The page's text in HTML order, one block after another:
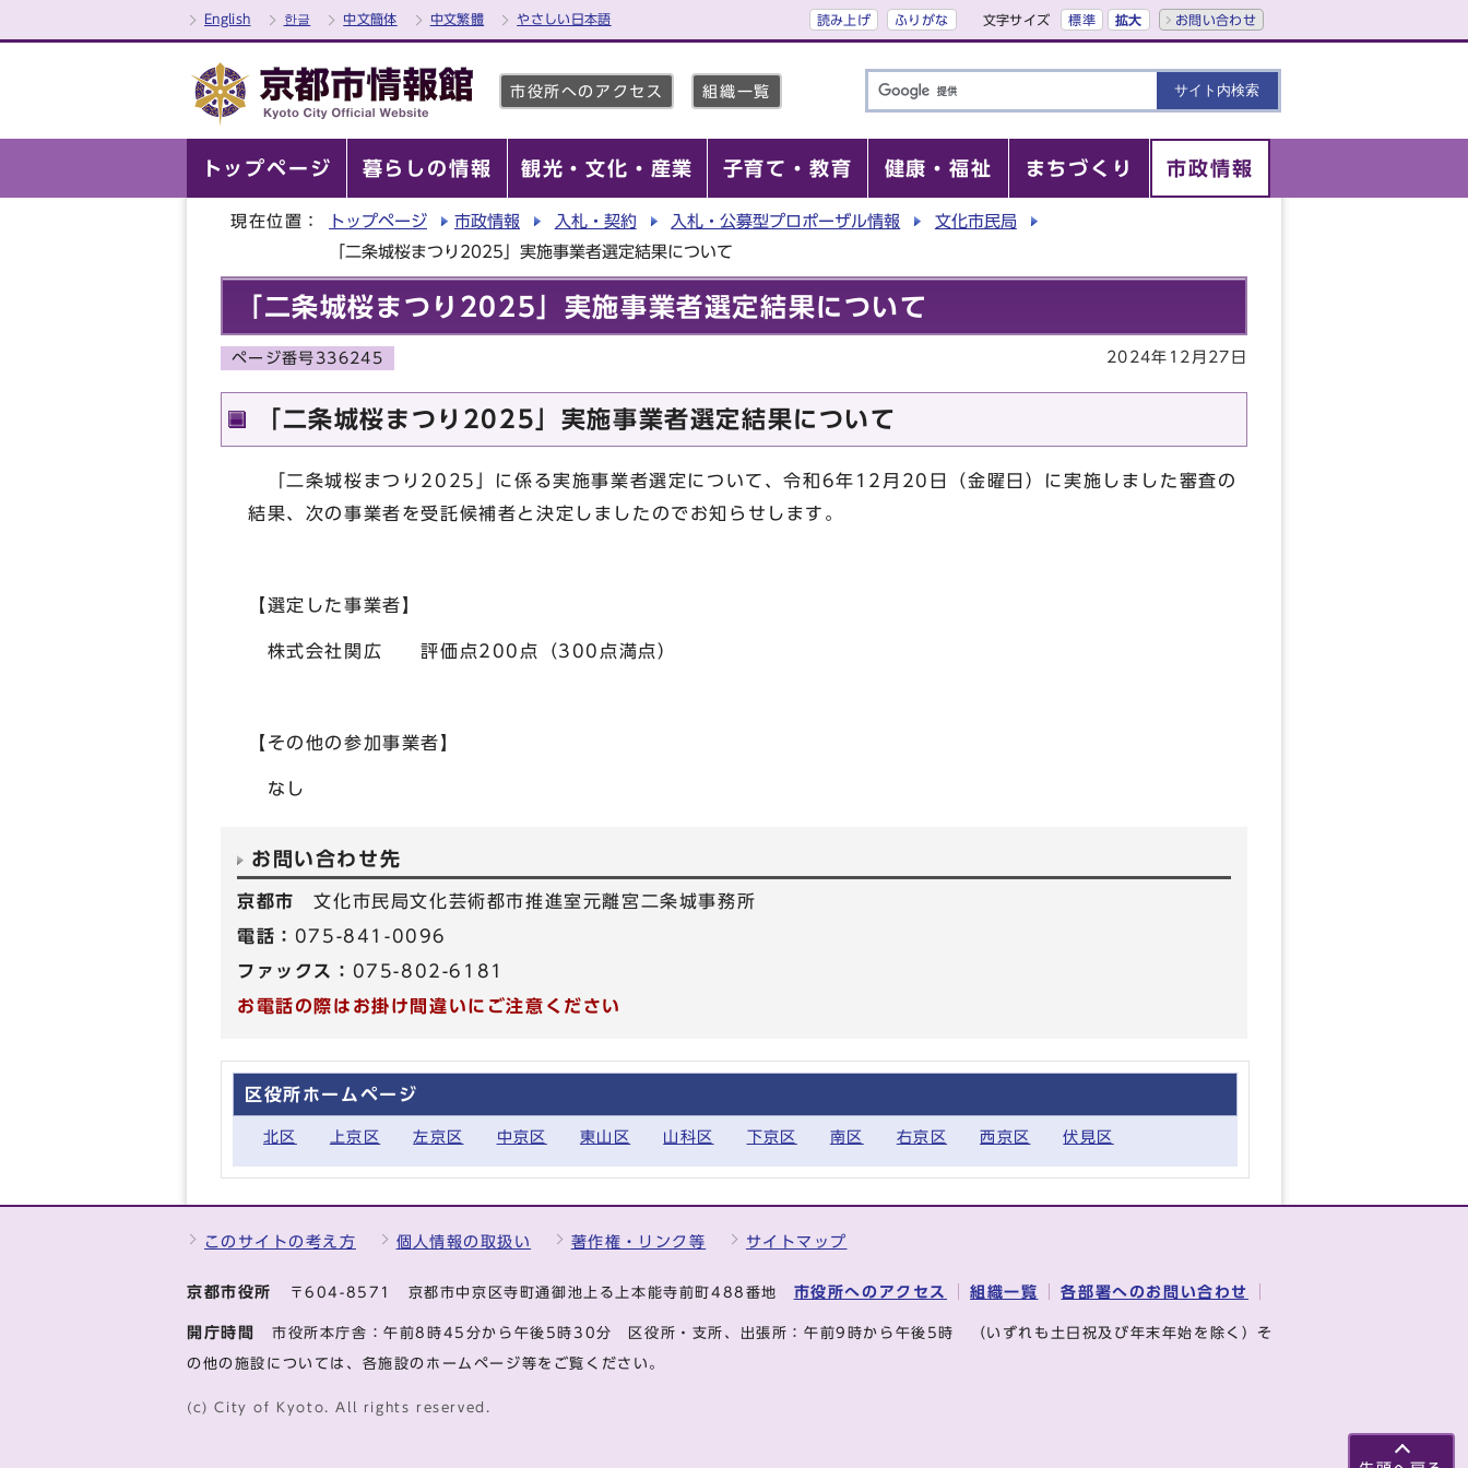
English 한글 中文簡体 中文繁體 やさしい日本語 読み上げ ふりがな 文字サイズ 標準 拡大 お問い合わせ
市役所へのアクセス 組織一覧
トップページ 暮らしの情報 観光・文化・産業 子育て・教育 健康・福祉 まちづくり 市政情報
現在位置： トップページ 市政情報 入札・契約 入札・公募型プロポーザル情報
文化市民局
「二条城桜まつり2025」実施事業者選定結果について
「二条城桜まつり2025」実施事業者選定結果について
ページ番号336245 2024年12月27日
「二条城桜まつり2025」実施事業者選定結果について
「二条城桜まつり2025」に係る実施事業者選定について、令和6年12月20日（金曜日）に実施しました審査の
結果、次の事業者を受託候補者と決定しましたのでお知らせします。
【選定した事業者】
株式会社関広 評価点200点（300点満点）
【その他の参加事業者】
なし
お問い合わせ先
京都市文化市民局文化芸術都市推進室元離宮二条城事務所
電話： 075-841-0096
ファックス： 075-802-6181
お電話の際はお掛け間違いにご注意ください
区役所ホームページ
北区 上京区 左京区 中京区 東山区 山科区 下京区 南区 右京区 西京区 伏見区
このサイトの考え方 個人情報の取扱い 著作権・リンク等 サイトマップ
京都市役所 〒604-8571 京都市中京区寺町通御池上る上本能寺前町488番地 市役所へのアクセス 組織一覧 各部署へのお問い合わせ
開庁時間 市役所本庁舎：午前8時45分から午後5時30分 区役所・支所、出張所：午前9時から午後5時 （いずれも土日祝及び年末年始を除く）そ
の他の施設については、各施設のホームページ等をご覧ください。
(c) City of Kyoto. All rights reserved.